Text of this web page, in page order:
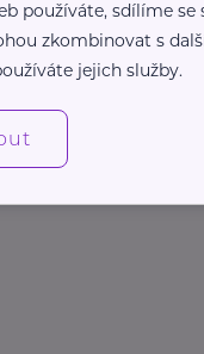
používáte, sdílíme
zkombinovat s
jejich služby.